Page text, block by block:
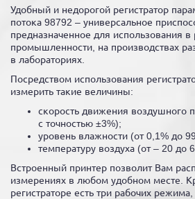
Удобный и недорогой регистратор
потока 98792 – универсальное
предназначенное для использования в
промышленности, на производствах
в лабораториях.
Посредством использования
измерить такие величины:
скорость движения воздушного
с точностью ±3%);
уровень влажности (от 0,1% до
температуру воздуха (от – 20 до
Встроенный принтер позволит Вам
измерениях в любом удобном месте.
регистраторе есть три рабочих